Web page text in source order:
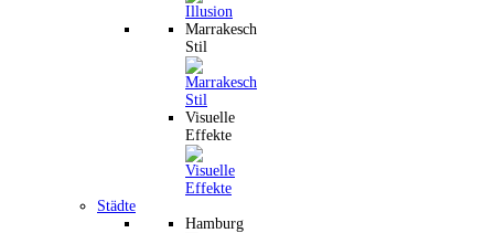
Marrakesch
Stil
Visuelle
Effekte
Städte
Hamburg